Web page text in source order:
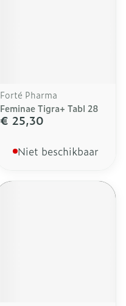
Forté Pharma
Feminae Tigra+ Tabl 28
€ 25,30
Niet beschikbaar